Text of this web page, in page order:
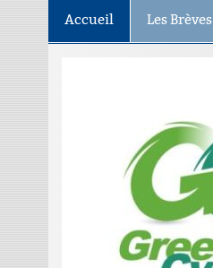
Accueil Les Brèves